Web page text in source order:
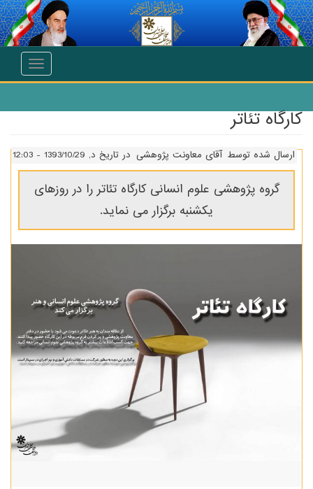
انتقال به محتوای اصلی
Toggle
کارگاه تئاتر
ارسال شده توسط آقای معاونت پژوهشی در تاریخ د, 1393/10/29 - 12:03
گروه پژوهشی علوم انسانی کارگاه تئاتر را در روزهای
یکشنبه برگزار می نماید.